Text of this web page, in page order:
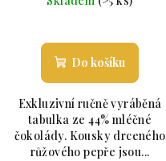
Do košíku
Exkluzivní ručně vyráběná
tabulka ze 44% mléčné
čokolády. Kousky drceného
růžového pepře jsou...